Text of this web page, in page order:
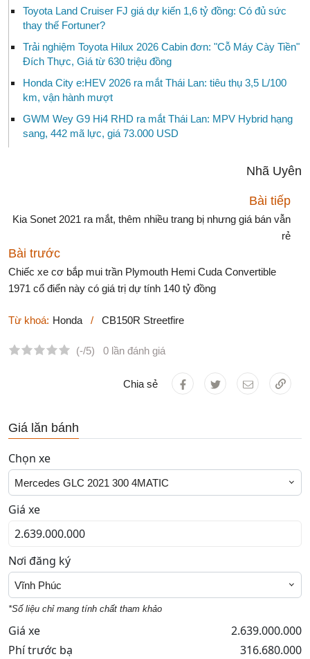
Toyota Land Cruiser FJ giá dự kiến 1,6 tỷ đồng: Có đủ sức
thay thế Fortuner?
Trải nghiệm Toyota Hilux 2026 Cabin đơn: "Cỗ Máy Cày Tiền"
Đích Thực, Giá từ 630 triệu đồng
Honda City e:HEV 2026 ra mắt Thái Lan: tiêu thụ 3,5 L/100
km, vận hành mượt
GWM Wey G9 Hi4 RHD ra mắt Thái Lan: MPV Hybrid hạng
sang, 442 mã lực, giá 73.000 USD
Nhã Uyên
Bài tiếp
Kia Sonet 2021 ra mắt, thêm nhiều trang bị nhưng giá bán vẫn
rẻ
Bài trước
Chiếc xe cơ bắp mui trần Plymouth Hemi Cuda Convertible
1971 cổ điển này có giá trị dự tính 140 tỷ đồng
Từ khoá: Honda / CB150R Streetfire
(-/5) 0 lần đánh giá
Chia sẻ
Giá lăn bánh
Chọn xe
Mercedes GLC 2021 300 4MATIC
Giá xe
Nơi đăng ký
Vĩnh Phúc
*Số liệu chỉ mang tính chất tham khảo
Giá xe
2.639.000.000
Phí trước bạ
316.680.000